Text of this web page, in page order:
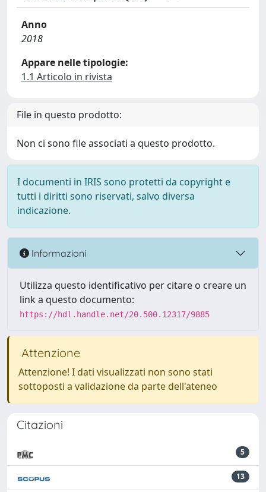
Anno
2018
Appare nelle tipologie:
1.1 Articolo in rivista
File in questo prodotto:
Non ci sono file associati a questo prodotto.
I documenti in IRIS sono protetti da copyright e
tutti i diritti sono riservati, salvo diversa
indicazione.
Informazioni
Utilizza questo identificativo per citare o creare un
link a questo documento:
https://hdl.handle.net/20.500.12317/9885
Attenzione
Attenzione! I dati visualizzati non sono stati
sottoposti a validazione da parte dell'ateneo
Citazioni
5
13